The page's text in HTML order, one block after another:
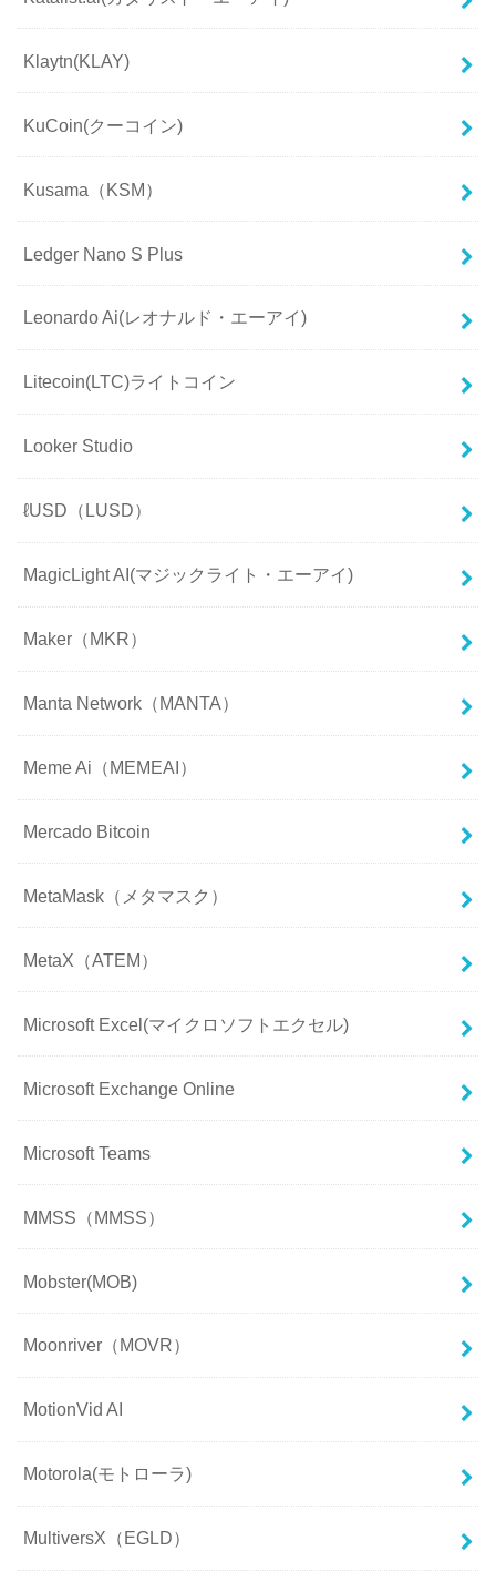
Klaytn(KLAY)
KuCoin(クーコイン)
Kusama（KSM）
Ledger Nano S Plus
Leonardo Ai(レオナルド・エーアイ)
Litecoin(LTC)ライトコイン
Looker Studio
ℓUSD（LUSD）
MagicLight AI(マジックライト・エーアイ)
Maker（MKR）
Manta Network（MANTA）
Meme Ai（MEMEAI）
Mercado Bitcoin
MetaMask（メタマスク）
MetaX（ATEM）
Microsoft Excel(マイクロソフトエクセル)
Microsoft Exchange Online
Microsoft Teams
MMSS（MMSS）
Mobster(MOB)
Moonriver（MOVR）
MotionVid AI
Motorola(モトローラ)
MultiversX（EGLD）